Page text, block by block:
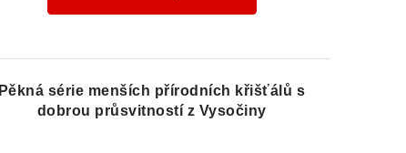
Pěkná série menších přírodních křišťálů s
dobrou průsvitností z Vysočiny